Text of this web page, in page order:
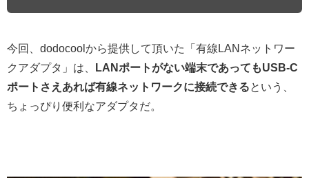
今回、dodocoolから提供して頂いた「有線LANネットワー
クアダプタ」は、
LANポートがない端末であってもUSB-C
ポートさえあれば有線ネットワークに接続できるという、
ちょっぴり便利なアダプタだ。